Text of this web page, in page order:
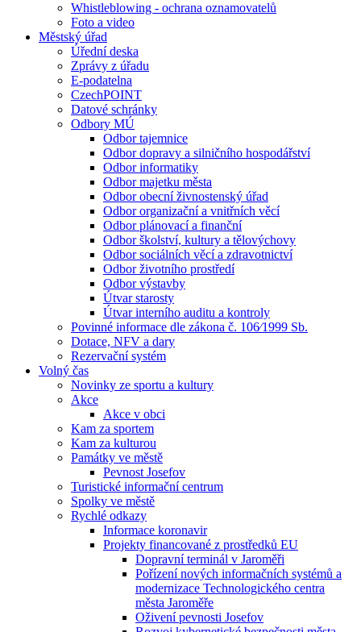
Whistleblowing - ochrana oznamovatelů
Foto a video
Městský úřad
Úřední deska
Zprávy z úřadu
E-podatelna
CzechPOINT
Datové schránky
Odbory MÚ
Odbor tajemnice
Odbor dopravy a silničního hospodářství
Odbor informatiky
Odbor majetku města
Odbor obecní živnostenský úřad
Odbor organizační a vnitřních věcí
Odbor plánovací a finanční
Odbor školství, kultury a tělovýchovy
Odbor sociálních věcí a zdravotnictví
Odbor životního prostředí
Odbor výstavby
Útvar starosty
Útvar interního auditu a kontroly
Povinné informace dle zákona č. 106⁄1999 Sb.
Dotace, NFV a dary
Rezervační systém
Volný čas
Novinky ze sportu a kultury
Akce
Akce v obci
Kam za sportem
Kam za kulturou
Památky ve městě
Pevnost Josefov
Turistické informační centrum
Spolky ve městě
Rychlé odkazy
Informace koronavir
Projekty financované z prostředků EU
Dopravní terminál v Jaroměři
Pořízení nových informačních systémů a
modernizace Technologického centra
města Jaroměře
Oživení pevnosti Josefov